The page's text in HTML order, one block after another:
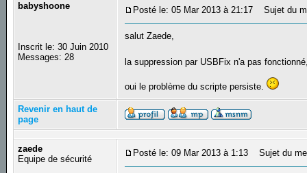
babyshoone
Inscrit le: 30 Juin 2010
Messages: 28
Posté le: 05 Mar 2013 à 21:17 Sujet du
salut Zaede,
la suppression par USBFix n'a pas
oui le problème du scripte persiste.
Revenir en haut de
page
zaede
Equipe de sécurité
Posté le: 09 Mar 2013 à 1:13 Sujet du